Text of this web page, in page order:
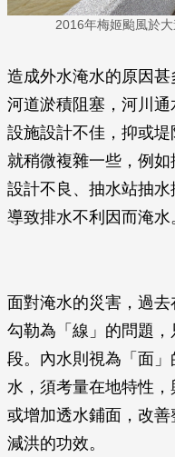
2016年梅姬颱風於
造成外水淹水的原因
河道淤積阻塞，河川
設施設計不佳，抑或
就稍微複雜一些，例
設計不良、抽水站抽
導致排水不利因而淹水
面對淹水的災害，過
勾勒為「線」的問題，
段。內水則視為「面
水，須考量在地特性，
或增加透水鋪面，改
減洪的功效。